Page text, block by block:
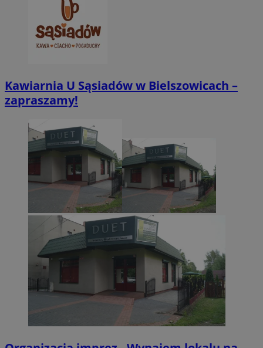
Kawiarnia U Sąsiadów w Bielszowicach –
zapraszamy!